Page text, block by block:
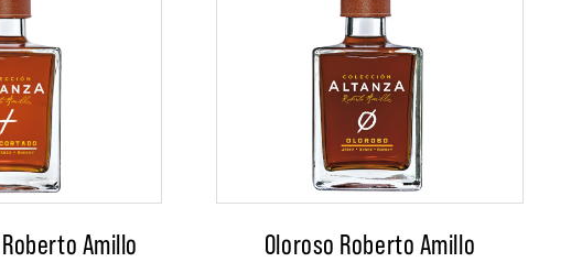
Amillo Oloroso Roberto Amillo